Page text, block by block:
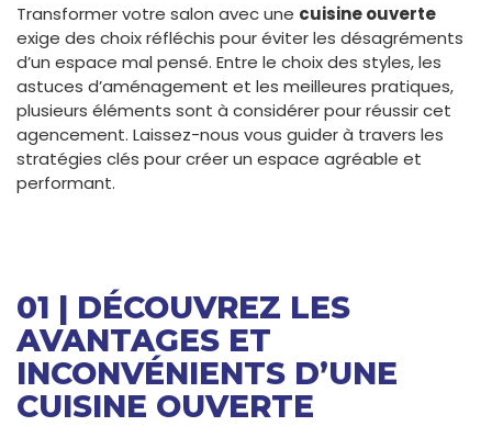
Transformer votre salon avec une cuisine ouverte
exige des choix réfléchis pour éviter les désagréments
d’un espace mal pensé. Entre le choix des styles, les
astuces d’aménagement et les meilleures pratiques,
plusieurs éléments sont à considérer pour réussir cet
agencement. Laissez-nous vous guider à travers les
stratégies clés pour créer un espace agréable et
performant.
01 | DÉCOUVREZ LES
AVANTAGES ET
INCONVÉNIENTS D’UNE
CUISINE OUVERTE